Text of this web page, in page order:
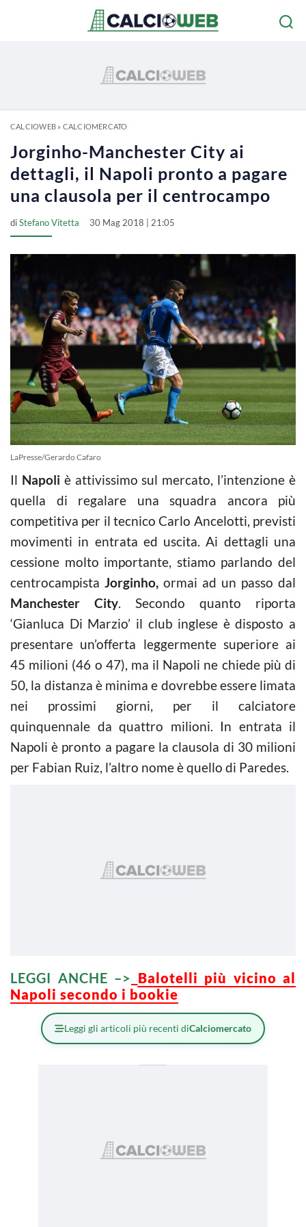
CALCIOWEB» CALCIOMERCATO
Jorginho-Manchester City ai
dettagli, il Napoli pronto a pagare
una clausola per il centrocampo
diStefano Vitetta 30 Mag 2018 | 21:05
LaPresse/Gerardo Cafaro
Il Napoli è attivissimo sul mercato, l’intenzione è
quella di regalare una squadra ancora più
competitiva per il tecnico Carlo Ancelotti, previsti
movimenti in entrata ed uscita. Ai dettagli una
cessione molto importante, stiamo parlando del
centrocampista Jorginho, ormai ad un passo dal
Manchester City. Secondo quanto riporta
‘Gianluca Di Marzio’ il club inglese è disposto a
presentare un’offerta leggermente superiore ai
45 milioni (46 o 47), ma il Napoli ne chiede più di
50, la distanza è minima e dovrebbe essere limata
nei prossimi giorni, per il calciatore
quinquennale da quattro milioni. In entrata il
Napoli è pronto a pagare la clausola di 30 milioni
per Fabian Ruiz, l’altro nome è quello di Paredes.
LEGGI ANCHE –> Balotelli più vicino al
Napoli secondo i bookie
Leggi gli articoli più recenti diCalciomercato